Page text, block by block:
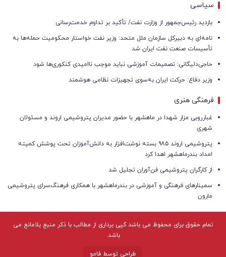
سیاسی
بازدید رئیس‌جمهور از وزارت نفت/ تأکید بر تداوم خدمت‌رسانی
نامه‌ای به دبیرکل سازمان ملل متحد: وزیر نفت خواستار محکومیت حمله‌ها به
تأسیسات صنعت نفت ایران شد
حاجی‌دلیگانی: تصمیمات آموزشی نباید موجب ناامیدی کنکوری‌ها شود
وزیر دفاع: حرکت ایران به‌سوی تجهیزات نظامی هوشمند
فرهنگی هنری
غبارروبی مزار شهدا در ماهشهر با حضور مدیران پتروشیمی اروند و مسئولان
شهری
پتروشیمی اروند ۹۸۵ بسته نوشت‌افزار به دانش‌آموزان تحت پوشش کمیته
امداد بندرماهشهر اهدا کرد
از کارگران پتروشیمی فن‌آوران تجلیل شد
سمینارهای فرهنگی و آموزشی در بندرماهشهر با همکاری فرهنگ‌سرای پتروشیمی
مارون
تمام حقوق برای محفوظ می باشد کپی برداری از مطالب با ذکر منبع بلامانع می
باشد.
طراحی توسط فامو